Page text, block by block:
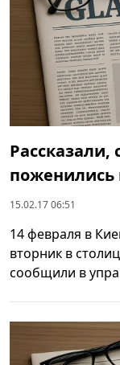
Рассказали,
поженились
15.02.17 06:51
14 февраля в
вторник в
сообщили в